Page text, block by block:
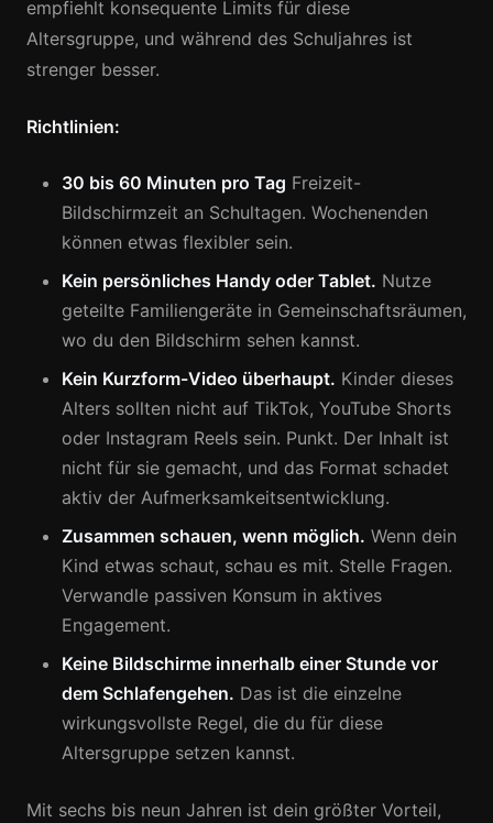
empfiehlt konsequente Limits für diese
Altersgruppe, und während des Schuljahres ist
strenger besser.
Richtlinien:
30 bis 60 Minuten pro Tag Freizeit-
Bildschirmzeit an Schultagen. Wochenenden
können etwas flexibler sein.
Kein persönliches Handy oder Tablet. Nutze
geteilte Familiengeräte in Gemeinschaftsräumen,
wo du den Bildschirm sehen kannst.
Kein Kurzform-Video überhaupt. Kinder dieses
Alters sollten nicht auf TikTok, YouTube Shorts
oder Instagram Reels sein. Punkt. Der Inhalt ist
nicht für sie gemacht, und das Format schadet
aktiv der Aufmerksamkeitsentwicklung.
Zusammen schauen, wenn möglich. Wenn dein
Kind etwas schaut, schau es mit. Stelle Fragen.
Verwandle passiven Konsum in aktives
Engagement.
Keine Bildschirme innerhalb einer Stunde vor
dem Schlafengehen. Das ist die einzelne
wirkungsvollste Regel, die du für diese
Altersgruppe setzen kannst.
Mit sechs bis neun Jahren ist dein größter Vorteil,